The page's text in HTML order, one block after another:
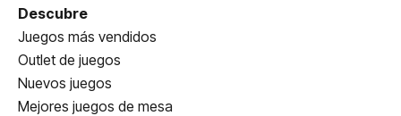
Descubre
Juegos más vendidos
Outlet de juegos
Nuevos juegos
Mejores juegos de mesa